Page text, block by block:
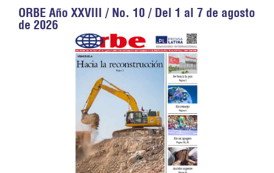
ORBE Año XXVIII / No. 10 / Del 1 al 7 de agosto
de 2026